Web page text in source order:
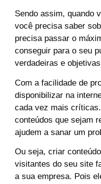
Sendo assim, quando
você precisa saber
precisa passar o
conseguir para o seu
verdadeiras e
Com a facilidade de
disponibilizar na
cada vez mais
conteúdos que sejam
ajudem a sanar um
Ou seja, criar
visitantes do seu site
a sua empresa. Pois